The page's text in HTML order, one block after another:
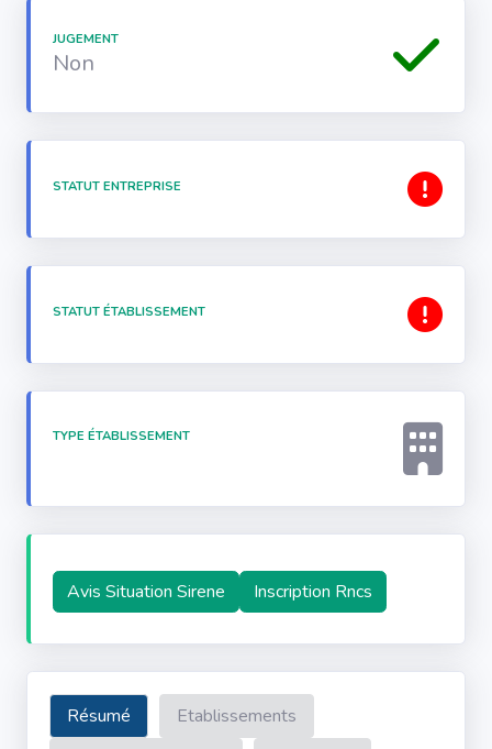
JUGEMENT
Non
STATUT ENTREPRISE
STATUT ÉTABLISSEMENT
TYPE ÉTABLISSEMENT
Avis Situation Sirene Inscription Rncs
Résumé
Etablissements